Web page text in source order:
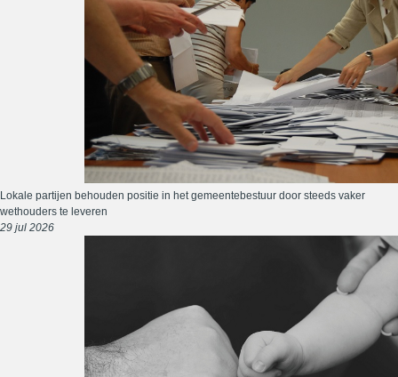
Lokale partijen behouden positie in het gemeentebestuur door steeds vaker
wethouders te leveren
29 jul 2026